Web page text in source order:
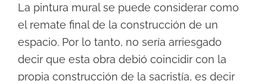
La pintura mural se puede considerar como
el remate final de la construcción de un
espacio. Por lo tanto, no sería arriesgado
decir que esta obra debió coincidir con la
propia construcción de la sacristía, es decir